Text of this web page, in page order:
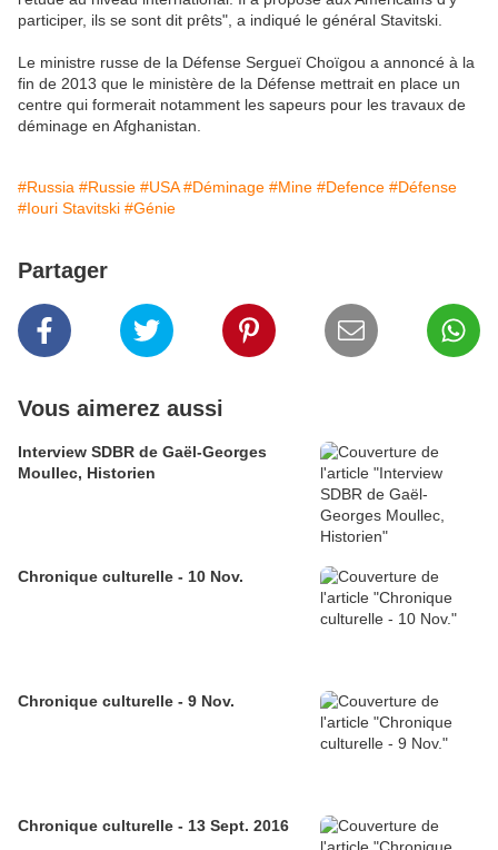
participer, ils se sont dit prêts", a indiqué le général Stavitski.
Le ministre russe de la Défense Sergueï Choïgou a annoncé à la
fin de 2013 que le ministère de la Défense mettrait en place un
centre qui formerait notamment les sapeurs pour les travaux de
déminage en Afghanistan.
#Russia #Russie #USA #Déminage #Mine #Defence #Défense
#Iouri Stavitski #Génie
Partager
Vous aimerez aussi
Interview SDBR de Gaël-Georges
Moullec, Historien
Chronique culturelle - 10 Nov.
Chronique culturelle - 9 Nov.
Chronique culturelle - 13 Sept. 2016